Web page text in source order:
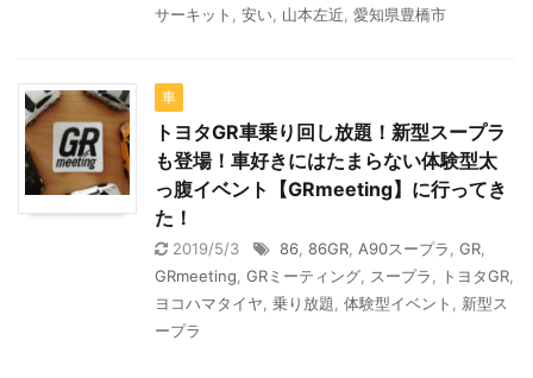
サーキット 安い 山本左近 愛知県豊橋市
車
トヨタGR車乗り回し放題！新型スープラ
も登場！車好きにはたまらない体験型太
っ腹イベント【GRmeeting】に行ってき
た！
2019/5/3 86 86GR A90スープラ GR
GRmeeting GRミーティング スープラ トヨタGR
ヨコハマタイヤ 乗り放題 体験型イベント
新型ス
ープラ